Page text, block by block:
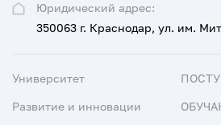
Юридический адрес:
350063 г. Краснодар, ул. им.
Университет
Развитие и инновации